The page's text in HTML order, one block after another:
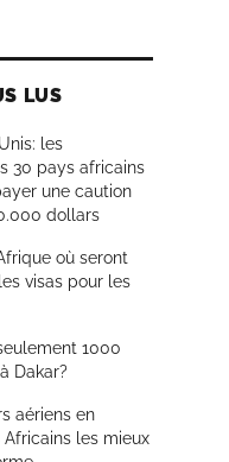
LUS
les
30 pays africains
une caution
dollars
où seront
visas pour les
1000
Dakar?
aériens en
les mieux